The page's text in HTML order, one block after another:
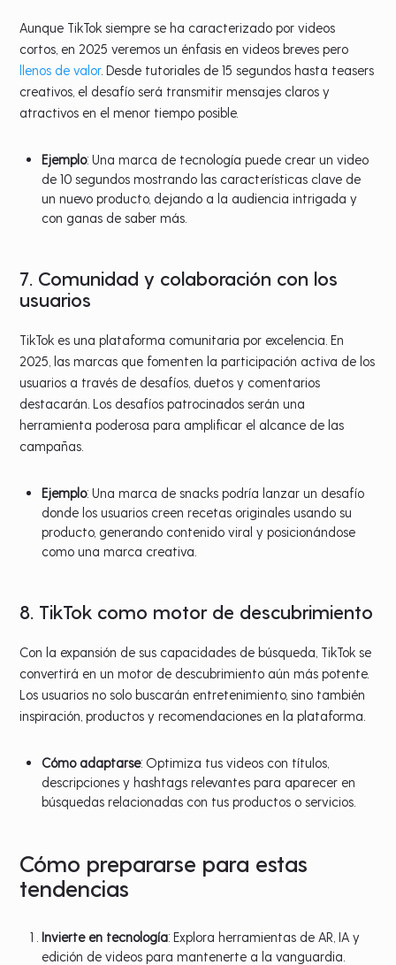
Aunque TikTok siempre se ha caracterizado por videos
cortos, en 2025 veremos un énfasis en videos breves pero
llenos de valor. Desde tutoriales de 15 segundos hasta teasers
creativos, el desafío será transmitir mensajes claros y
atractivos en el menor tiempo posible.
Ejemplo: Una marca de tecnología puede crear un video
de 10 segundos mostrando las características clave de
un nuevo producto, dejando a la audiencia intrigada y
con ganas de saber más.
7. Comunidad y colaboración con los
usuarios
TikTok es una plataforma comunitaria por excelencia. En
2025, las marcas que fomenten la participación activa de los
usuarios a través de desafíos, duetos y comentarios
destacarán. Los desafíos patrocinados serán una
herramienta poderosa para amplificar el alcance de las
campañas.
Ejemplo: Una marca de snacks podría lanzar un desafío
donde los usuarios creen recetas originales usando su
producto, generando contenido viral y posicionándose
como una marca creativa.
8. TikTok como motor de descubrimiento
Con la expansión de sus capacidades de búsqueda, TikTok se
convertirá en un motor de descubrimiento aún más potente.
Los usuarios no solo buscarán entretenimiento, sino también
inspiración, productos y recomendaciones en la plataforma.
Cómo adaptarse: Optimiza tus videos con títulos,
descripciones y hashtags relevantes para aparecer en
búsquedas relacionadas con tus productos o servicios.
Cómo prepararse para estas
tendencias
Invierte en tecnología: Explora herramientas de AR, IA y
edición de videos para mantenerte a la vanguardia.